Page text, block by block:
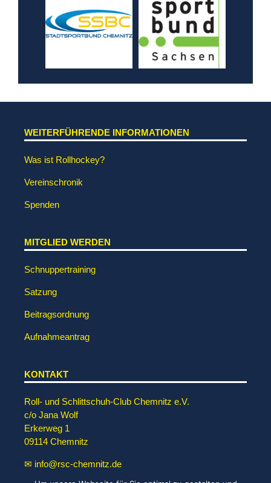
WEITERFÜHRENDE INFORMATIONEN
Was ist Rollhockey?
Vereinschronik
Spenden
MITGLIED WERDEN
Schnuppertraining
Satzung
Beitragsordnung
Aufnahmeantrag
KONTAKT
Roll- und Schlittschuh-Club Chemnitz e.V.
c/o Jana Wolf
Erkerweg 1
09114 Chemnitz
✉ info@rsc-chemnitz.de